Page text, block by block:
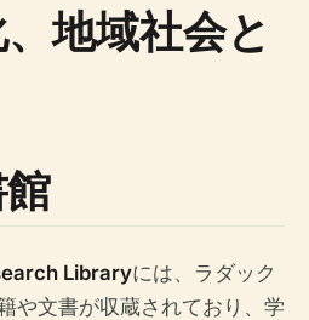
地域社会と
Libraryには、ラダック
や文書が収蔵されており、学